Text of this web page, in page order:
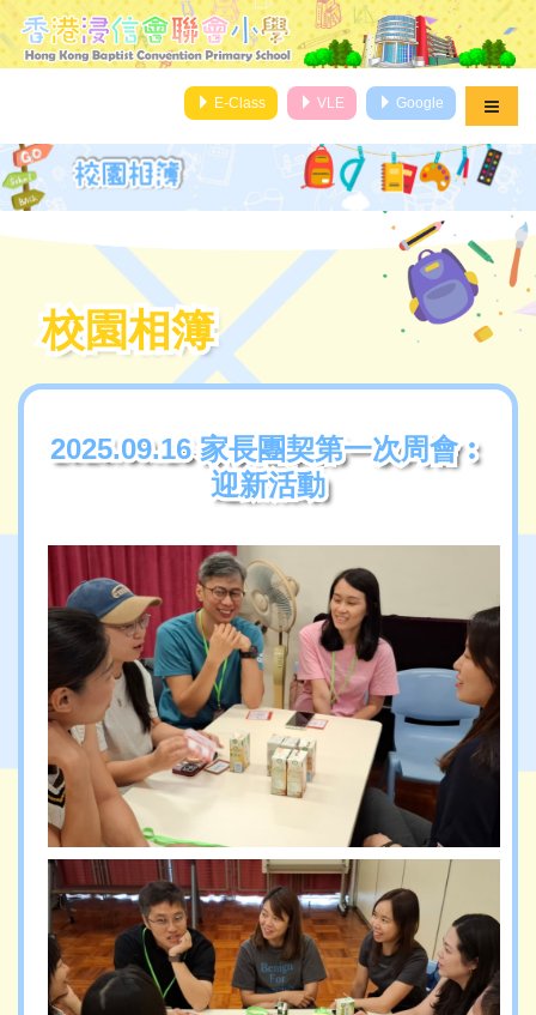
E-Class VLE Google
校園相簿
校園相簿
2025.09.16 家長團契第一次周會︰
迎新活動
2025.09.16 家長團契第一次周會︰
迎新活動